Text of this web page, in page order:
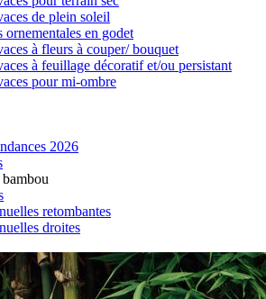
de plein soleil
ornementales en godet
à fleurs à couper/ bouquet
à feuillage décoratif et/ou persistant
pour mi-ombre
2026
retombantes
droites